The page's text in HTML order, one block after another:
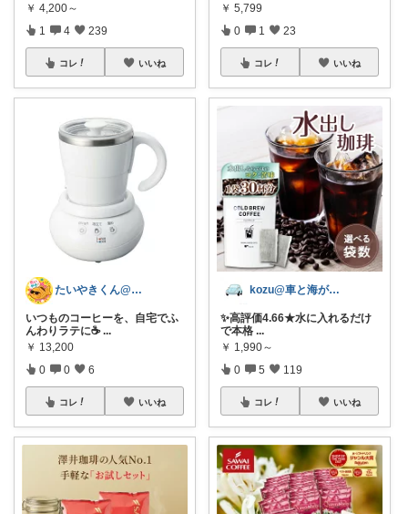
￥ 4,200～
1 4 239
コレ いいね
たいやきくん@経由購入感謝です😊
いつものコーヒーを、自宅でふ
んわりラテに☕ ...
￥ 13,200
0 0 6
コレ いいね
￥ 5,799
0 1 23
コレ いいね
kozu@車と海が好き
​✨️高評価4.66★水に入れるだけ
で本格 ...
￥ 1,990～
0 5 119
コレ いいね